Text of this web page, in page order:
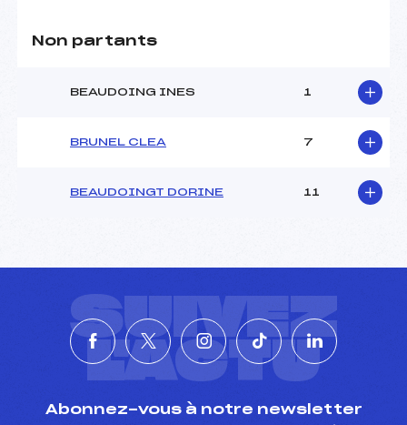
Non partants
BEAUDOING INES 1
BRUNEL CLEA 7
BEAUDOINGT DORINE 11
SUIVEZ
L'ACTU
Abonnez-vous à notre newsletter